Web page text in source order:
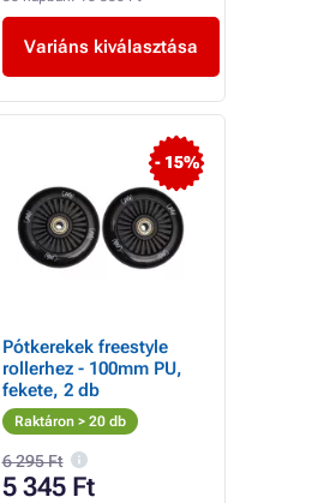
Variáns kiválasztása
- 15%
Pótkerekek freestyle
rollerhez - 100mm PU,
fekete, 2 db
Raktáron > 20 db
6 295 Ft
5 345 Ft